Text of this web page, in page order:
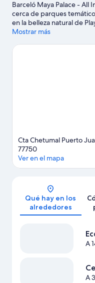
Barceló Maya Palace - All
cerca de parques
en la belleza natural de
recorrer atracciones
puedes llevarlos a Centro
Mostrar más
Cta Chetumal Puerto
77750
Ver en el mapa
Qué hay en los
alrededores
A
A